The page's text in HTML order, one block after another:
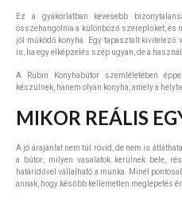
Ez a gyakorlatban kevesebb
összehangolnia a különböző szereplőket, és
jól működő konyha. Egy tapasztalt
is, ha egy elképzelés szép ugyan, de a
A Rubin Konyhabútor szemléletében
készülnek, hanem olyan konyha, amely a
MIKOR REÁLIS
A jó árajánlat nem túl rövid, de nem is
a bútor, milyen vasalatok kerülnek bele,
határidővel vállalható a munka. Minél
annak, hogy később kellemetlen meglepetés